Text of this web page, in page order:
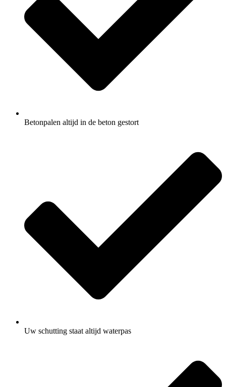
Betonpalen altijd in de beton gestort
Uw schutting staat altijd waterpas